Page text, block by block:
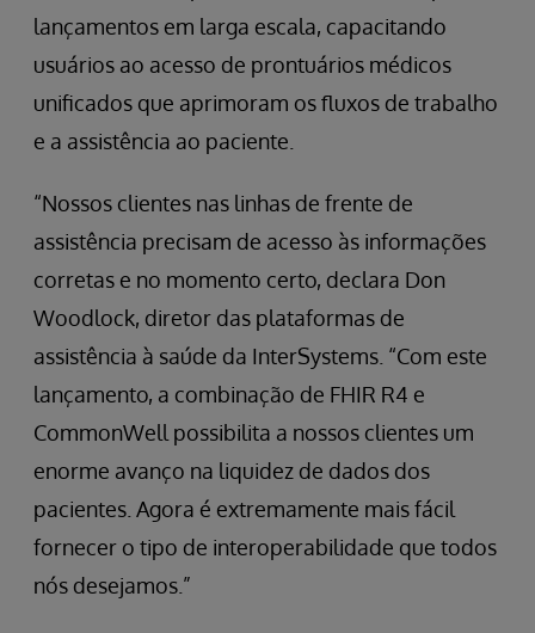
lançamentos em larga escala, capacitando
usuários ao acesso de prontuários médicos
unificados que aprimoram os fluxos de trabalho
e a assistência ao paciente.
“Nossos clientes nas linhas de frente de
assistência precisam de acesso às informações
corretas e no momento certo, declara Don
Woodlock, diretor das plataformas de
assistência à saúde da InterSystems. “Com este
lançamento, a combinação de FHIR R4 e
CommonWell possibilita a nossos clientes um
enorme avanço na liquidez de dados dos
pacientes. Agora é extremamente mais fácil
fornecer o tipo de interoperabilidade que todos
nós desejamos.”